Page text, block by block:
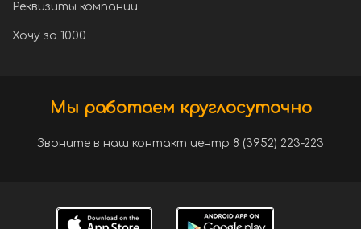
Реквизиты компании
Хочу за 1000
Мы работаем круглосуточно
Звоните в наш контакт центр 8 (3952) 223-223